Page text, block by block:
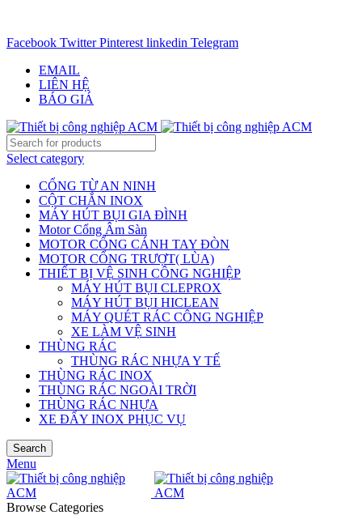
Facebook Twitter Pinterest linkedin Telegram
EMAIL
LIÊN HỆ
BÁO GIÁ
Select category
CỔNG TỪ AN NINH
CỘT CHẮN INOX
MÁY HÚT BỤI GIA ĐÌNH
Motor Cổng Âm Sàn
MOTOR CỔNG CÁNH TAY ĐÒN
MOTOR CỔNG TRƯỢT( LÙA)
THIẾT BỊ VỆ SINH CÔNG NGHIỆP
MÁY HÚT BỤI CLEPROX
MÁY HÚT BỤI HICLEAN
MÁY QUÉT RÁC CÔNG NGHIỆP
XE LÀM VỆ SINH
THÙNG RÁC
THÙNG RÁC NHỰA Y TẾ
THÙNG RÁC INOX
THÙNG RÁC NGOÀI TRỜI
THÙNG RÁC NHỰA
XE ĐẨY INOX PHỤC VỤ
Search
Menu
Browse Categories